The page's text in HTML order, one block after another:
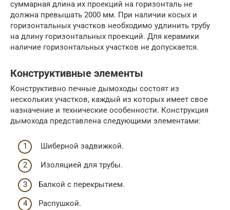
суммарная длина их проекций на горизонталь не
должна превышать 2000 мм. При наличии косых и
горизонтальных участков необходимо удлинить трубу
на длину горизонтальных проекций. Для керамики
наличие горизонтальных участков не допускается.
Конструктивные элементы
Конструктивно печные дымоходы состоят из
нескольких участков, каждый из которых имеет свое
назначение и технические особенности. Конструкция
дымохода представлена следующими элементами:
Шиберной задвижкой.
Изоляцией для трубы.
Балкой с перекрытием.
Распушкой.